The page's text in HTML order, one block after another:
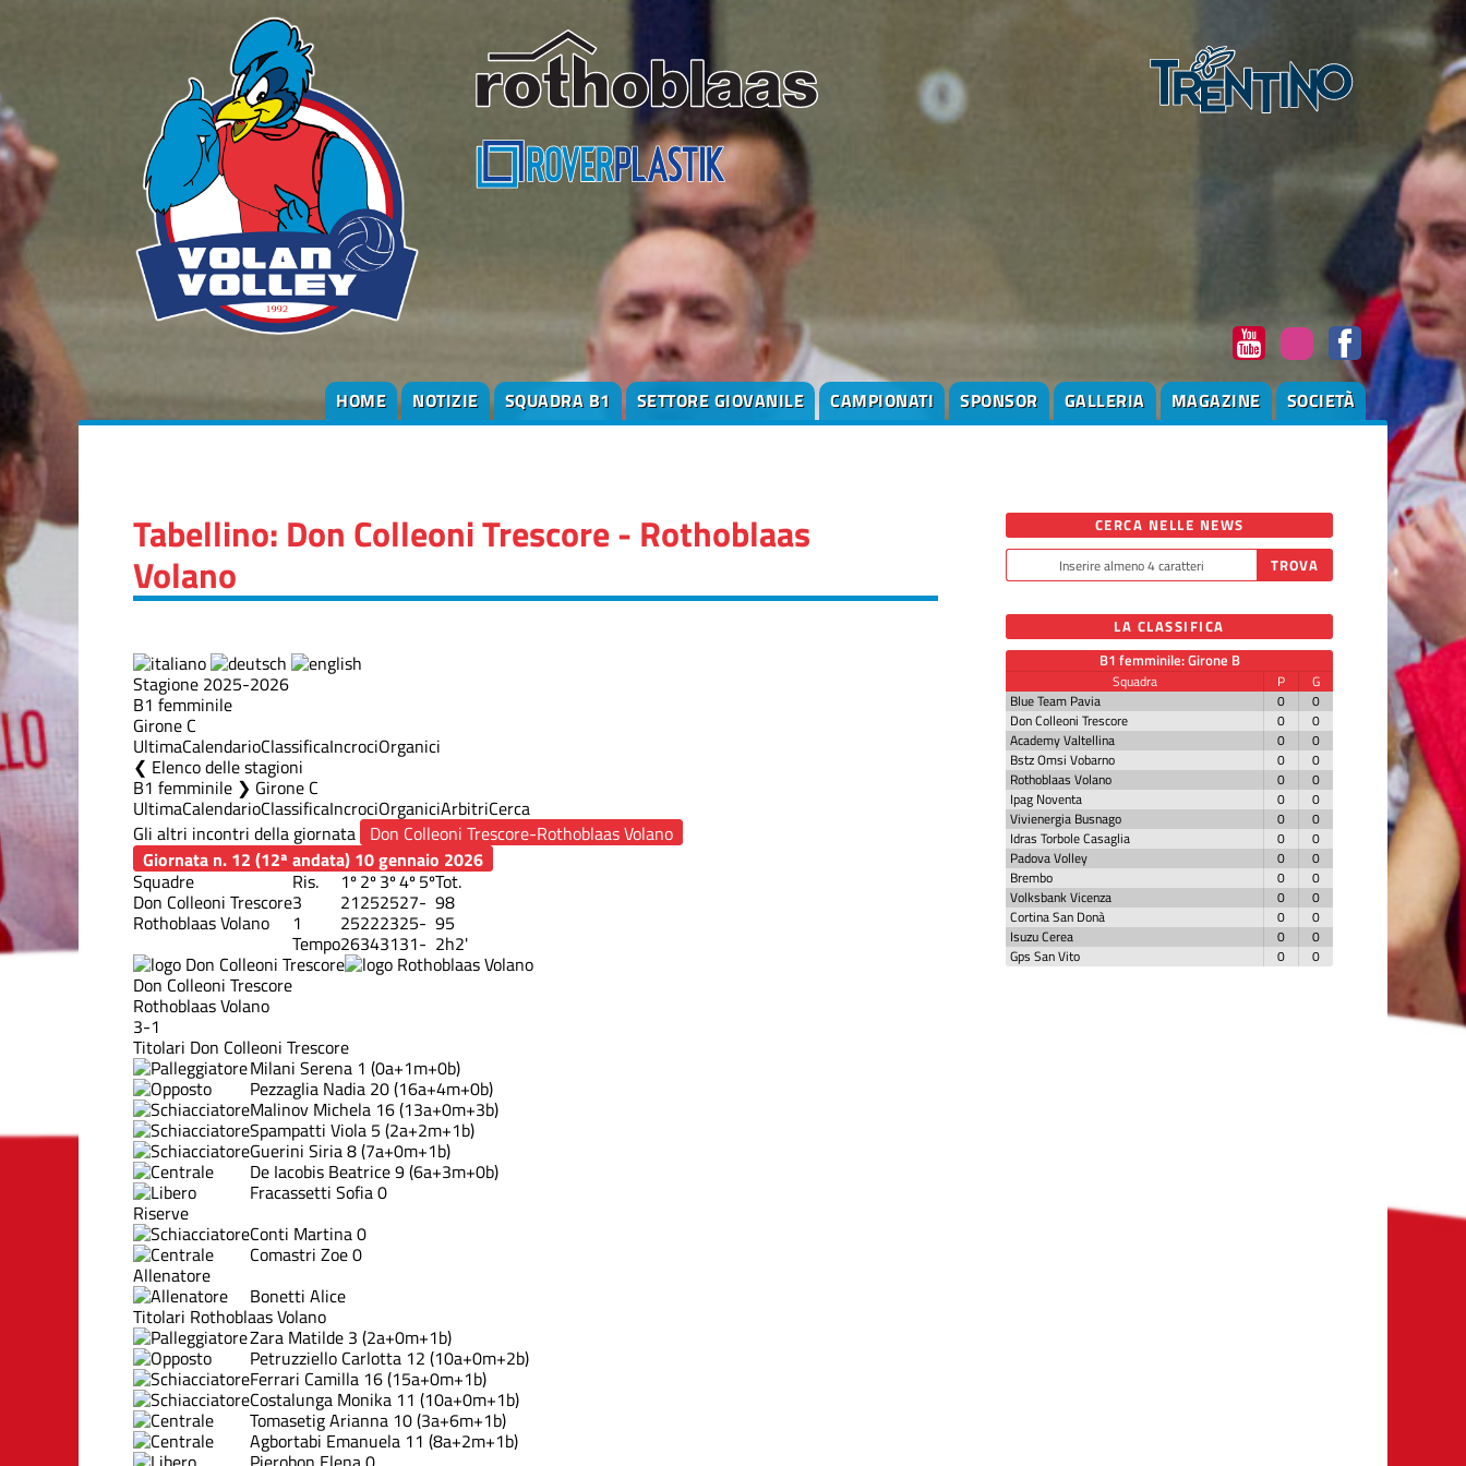
HOME NOTIZIE SQUADRA B1 SETTORE GIOVANILE CAMPIONATI SPONSOR GALLERIA MAGAZINE SOCIETÀ
Tabellino: Don Colleoni Trescore - Rothoblaas
Volano
Stagione 2025-2026
B1 femminile
Girone C
UltimaCalendarioClassificaIncrociOrganici
Elenco delle stagioni
B1 femminile ❯ Girone C
UltimaCalendarioClassificaIncrociOrganiciArbitriCerca
Gli altri incontri della giornata
Giornata n. 12 (12ª andata) 10 gennaio 2026
Squadre
Ris. 1º2º3º4º5ºTot.
Don Colleoni Trescore3 21252527- 98
Rothoblaas Volano 1 25222325- 95
Tempo26343131- 2h2'
Don Colleoni Trescore
Rothoblaas Volano
3-1
Titolari Don Colleoni Trescore
Milani Serena 1 (0a+1m+0b)
Pezzaglia Nadia 20(16a+4m+0b)
Malinov Michela 16(13a+0m+3b)
Spampatti Viola 5 (2a+2m+1b)
Guerini Siria8(7a+0m+1b)
De Iacobis Beatrice9(6a+3m+0b)
Fracassetti Sofia0
Riserve
Conti Martina0
Comastri Zoe0
Allenatore
Bonetti Alice
Titolari Rothoblaas Volano
Zara Matilde 3 (2a+0m+1b)
Petruzziello Carlotta 12 (10a+0m+2b)
Ferrari Camilla 16(15a+0m+1b)
Costalunga Monika 11 (10a+0m+1b)
Tomasetig Arianna 10(3a+6m+1b)
Agbortabi Emanuela 11 (8a+2m+1b)
CERCA NELLE NEWS
LA CLASSIFICA
B1 femminile: Girone B
Squadra P
G
Blue Team Pavia
0
0
Don Colleoni Trescore
0
0
Academy Valtellina
0
0
Bstz Omsi Vobarno
0
0
Rothoblaas Volano
0
0
Ipag Noventa
0
0
Vivienergia Busnago
0
0
Idras Torbole Casaglia
0
0
Padova Volley
0
0
Brembo
0
0
Volksbank Vicenza
0
0
Cortina San Donà
0
0
Isuzu Cerea
0
0
Gps San Vito
0 0